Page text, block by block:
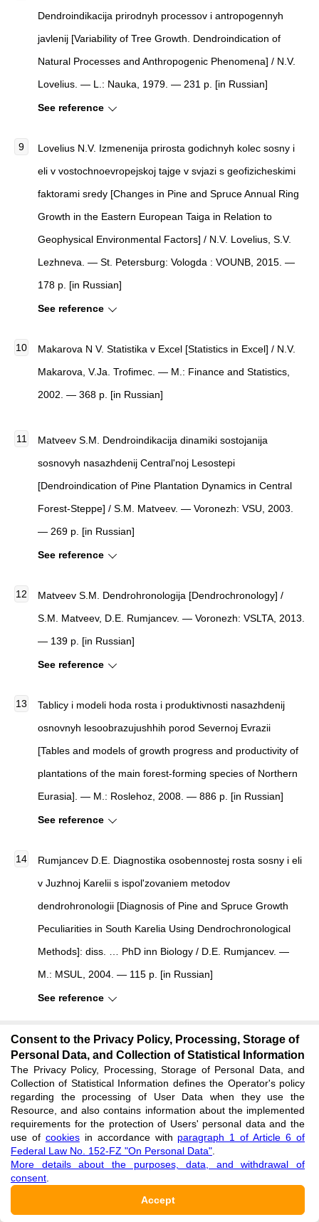
Dendroindikacija prirodnyh processov i antropogennyh
javlenij [Variability of Tree Growth. Dendroindication of
Natural Processes and Anthropogenic Phenomena] / N.V.
Lovelius. — L.: Nauka, 1979. — 231 p. [in Russian]
See reference
Lovelius N.V. Izmenenija prirosta godichnyh kolec sosny i
eli v vostochnoevropejskoj tajge v svjazi s geofizicheskimi
faktorami sredy [Changes in Pine and Spruce Annual Ring
Growth in the Eastern European Taiga in Relation to
Geophysical Environmental Factors] / N.V. Lovelius, S.V.
Lezhneva. — St. Petersburg: Vologda : VOUNB, 2015. —
178 p. [in Russian]
See reference
Makarova N V. Statistika v Excel [Statistics in Excel] / N.V.
Makarova, V.Ja. Trofimec. — M.: Finance and Statistics,
2002. — 368 p. [in Russian]
Matveev S.M. Dendroindikacija dinamiki sostojanija
sosnovyh nasazhdenij Central'noj Lesostepi
[Dendroindication of Pine Plantation Dynamics in Central
Forest-Steppe] / S.M. Matveev. — Voronezh: VSU, 2003.
— 269 p. [in Russian]
See reference
Matveev S.M. Dendrohronologija [Dendrochronology] /
S.M. Matveev, D.E. Rumjancev. — Voronezh: VSLTA, 2013.
— 139 p. [in Russian]
See reference
Tablicy i modeli hoda rosta i produktivnosti nasazhdenij
osnovnyh lesoobrazujushhih porod Severnoj Evrazii
[Tables and models of growth progress and productivity of
plantations of the main forest-forming species of Northern
Eurasia]. — M.: Roslehoz, 2008. — 886 p. [in Russian]
See reference
Rumjancev D.E. Diagnostika osobennostej rosta sosny i eli
v Juzhnoj Karelii s ispol'zovaniem metodov
dendrohronologii [Diagnosis of Pine and Spruce Growth
Peculiarities in South Karelia Using Dendrochronological
Methods]: diss. … PhD inn Biology / D.E. Rumjancev. —
M.: MSUL, 2004. — 115 p. [in Russian]
See reference
Rumjancev D.E. Potencial ispol'zovanija
dendrohronologicheskoj informacii v lesnoj nauke i praktike
[Potential Use of Dendrochronological Information in Forest
Science and Practice]: dis. … PhD in Biology / D.E.
Rumjancev. — M.: MSUL, 2011. — 354 p. [in Russian]
See reference
Rumjancev D.E. Metodicheskie rekomendacii po otboru
kernov drevesiny dlja celej dendrohronologicheskih
Consent to the Privacy Policy, Processing, Storage of
Personal Data, and Collection of Statistical Information
The Privacy Policy, Processing, Storage of Personal Data, and
Collection of Statistical Information defines the Operator's policy
regarding the processing of User Data when they use the
Resource, and also contains information about the implemented
requirements for the protection of Users' personal data and the
use of cookiesin accordance with paragraph 1 of Article 6 of
Federal Law No. 152-FZ "On Personal Data"
More details about the purposes, data, and withdrawal of
consent
Accept